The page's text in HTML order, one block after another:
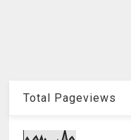
Total Pageviews